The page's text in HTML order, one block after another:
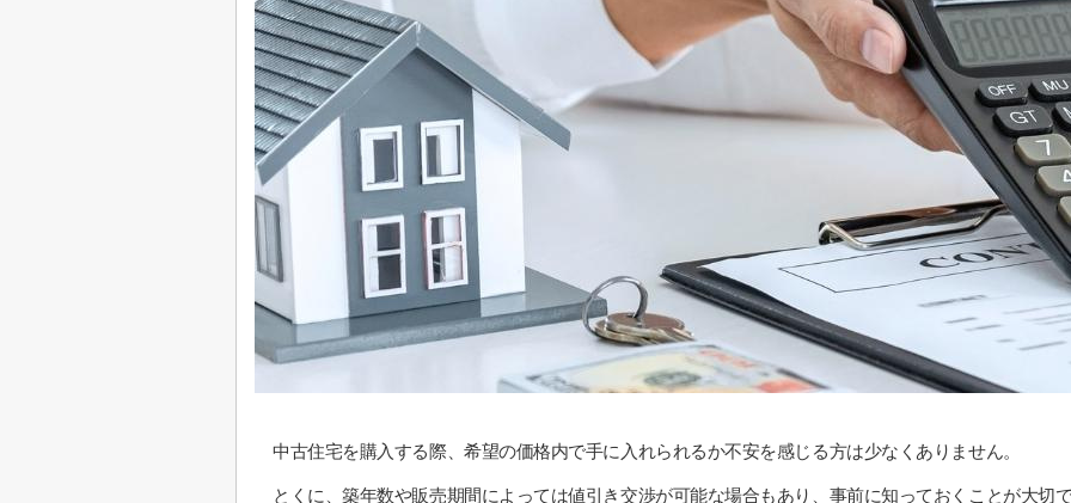
中古住宅を購入する際、希望の価格内で手に入れられるか不安を感じる方は少なくありません。
とくに、築年数や販売期間によっては値引き交渉が可能な場合もあり、事前に知っておくことが大切